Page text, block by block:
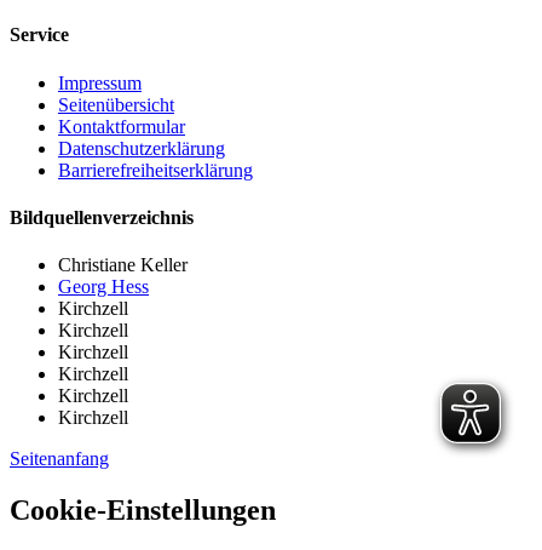
Service
Impressum
Seitenübersicht
Kontaktformular
Datenschutzerklärung
Barrierefreiheitserklärung
Bildquellenverzeichnis
Christiane Keller
Georg Hess
Kirchzell
Kirchzell
Kirchzell
Kirchzell
Kirchzell
Kirchzell
Seitenanfang
Cookie-Einstellungen